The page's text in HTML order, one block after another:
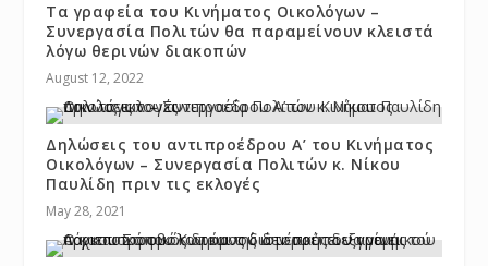
Τα γραφεία του Κινήματος Οικολόγων –
Συνεργασία Πολιτών θα παραμείνουν κλειστά
λόγω θερινών διακοπών
August 12, 2022
Δηλώσεις του αντιπροέδρου Α’ του Κινήματος
Οικολόγων – Συνεργασία Πολιτών κ. Νίκου
Παυλίδη πριν τις εκλογές
May 28, 2021